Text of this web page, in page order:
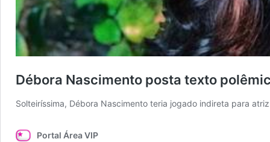
Débora Nascimento posta texto
Solteiríssima, Débora Nascimento teria jogado indireta para
Portal Área VIP